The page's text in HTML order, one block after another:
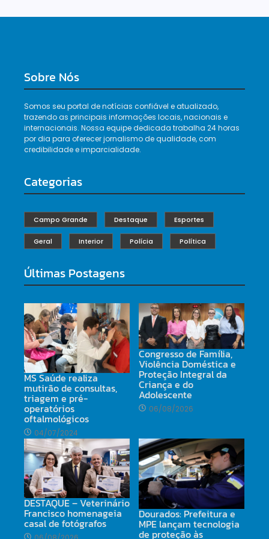
Sobre Nós
Somos seu portal de notícias confiável e atualizado,
trazendo as principais informações locais, nacionais e
internacionais. Nossa equipe dedicada trabalha 24 horas
por dia para oferecer jornalismo de qualidade, com
credibilidade e imparcialidade.
Categorias
Campo Grande Destaque Esportes
Geral Interior Polícia Política
Últimas Postagens
MS Saúde realiza
mutirão de consultas,
triagem e pré-
operatórios
oftalmológicos
04/07/2024
Congresso de Família,
Violência Doméstica e
Proteção Integral da
Criança e do
Adolescente
06/08/2026
DESTAQUE – Veterinário
Francisco homenageia
casal de fotógrafos
Dourados: Prefeitura e
MPE lançam tecnologia
de proteção às